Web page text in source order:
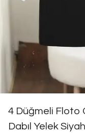
4 Düğmeli Floto
Dabıl Yelek Siyah